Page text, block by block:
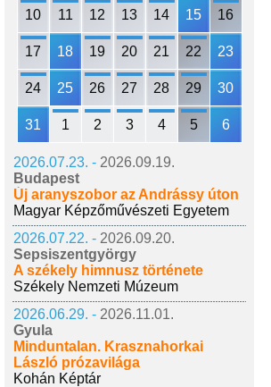
10 11 12 13 14 15 16
17 18 19 20 21 22 23
24 25 26 27 28 29 30
31 1 2 3 4 5 6
2026.07.23. - 2026.09.19.
Budapest
Új aranyszobor az Andrássy úton
Magyar Képzőművészeti Egyetem
2026.07.22. - 2026.09.20.
Sepsiszentgyörgy
A székely himnusz története
Székely Nemzeti Múzeum
2026.06.29. - 2026.11.01.
Gyula
Minduntalan. Krasznahorkai
László prózavilága
Kohán Képtár